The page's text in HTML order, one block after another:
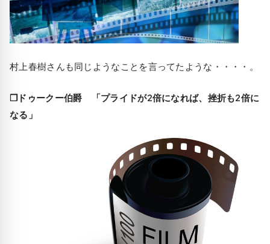
村上春樹さんも同じようなことを言ってたような・・・・。
❒ドゥークー伯爵 「プライドが2倍になれば、挫折も2倍に
なる」